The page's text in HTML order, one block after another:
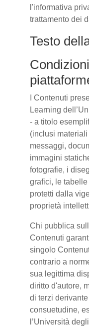
l'informativa
trattamento dei
Testo
I Contenuti
Learning
- a titolo
(inclusi
messaggi,
immagini
fotografie, i
grafici, le
protetti dalla
proprietà
Chi pubblica
Contenuti
singolo
contrario a
sua legittima
diritto d'autore,
di terzi
consuetudine,
l’Università